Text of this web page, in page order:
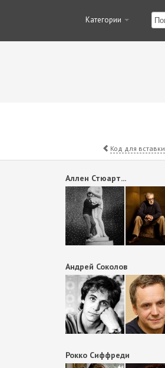
Категории
Код для вставки
Аллен Стюарт...
Андрей Соколов
Рокко Сиффреди